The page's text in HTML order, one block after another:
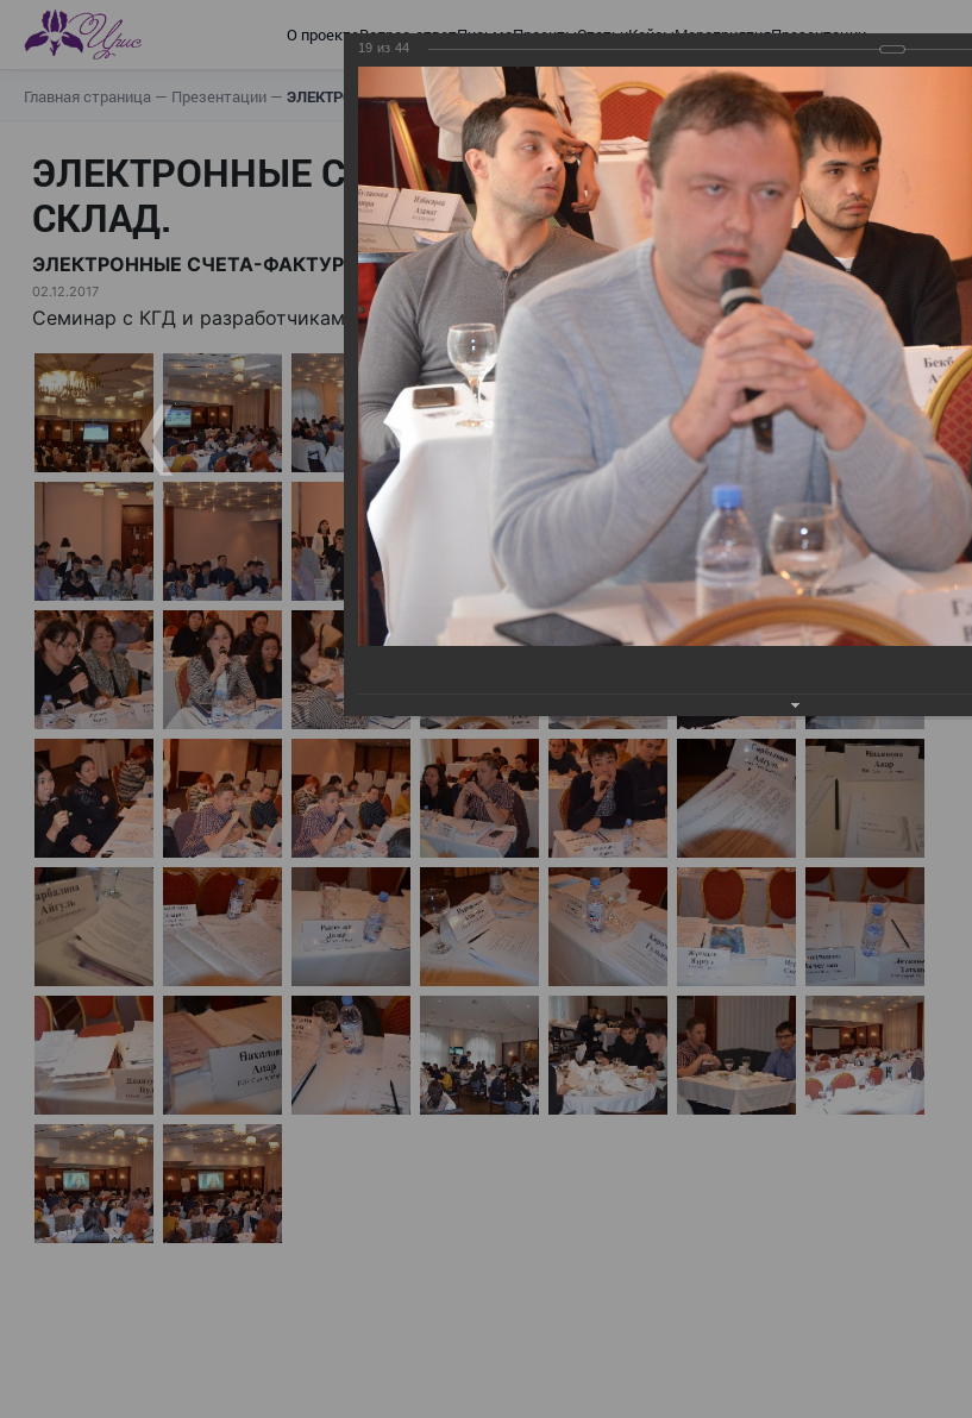
О проектеВопрос-ответПисьмаПроектыСтатьиКейсыМероприятияПрезентации
Главная страница — Презентации — ЭЛЕКТРОННЫЕ СЧЕТА-ФАКТУРЫ. ВИРТУАЛЬНЫЙ СКЛАД.
ЭЛЕКТРОННЫЕ СЧЕТА-ФАКТУРЫ. ВИРТУАЛЬНЫЙ
СКЛАД.
ЭЛЕКТРОННЫЕ СЧЕТА-ФАКТУРЫ. ВИРТУАЛЬНЫЙ СКЛАД.
02.12.2017
Семинар с КГД и разработчиками
19 из 44